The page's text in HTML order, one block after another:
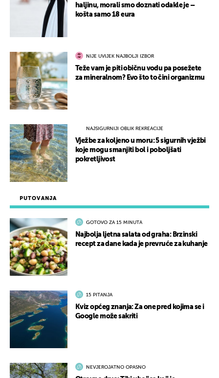
PUTOVANJA
GOTOVO ZA 15 MINUTA
Najbolja ljetna salata od graha: Brzinski
recept za dane kada je prevruće za kuhanje
15 PITANJA
Kviz općeg znanja: Za one pred kojima se i
Google može sakriti
NEVJEROJATNO OPASNO
haljinu, morali smo doznati odakle je –
košta samo 18 eura
NIJE UVIJEK NAJBOLJI IZBOR
Teže vam je piti običnu vodu pa posežete
za mineralnom? Evo što to čini organizmu
NAJSIGURNIJI OBLIK REKREACIJE
Vježbe za koljeno u moru: 5 sigurnih vježbi
koje mogu smanjiti bol i poboljšati
pokretljivost